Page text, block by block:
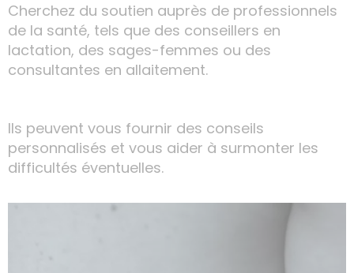
Cherchez du soutien auprès de professionnels
de la santé, tels que des conseillers en
lactation, des sages-femmes ou des
consultantes en allaitement.
Ils peuvent vous fournir des conseils
personnalisés et vous aider à surmonter les
difficultés éventuelles.